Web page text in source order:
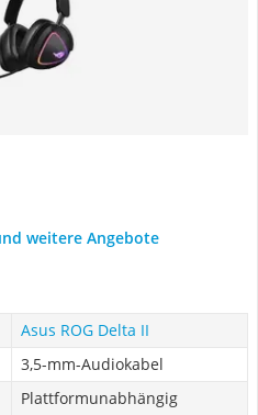
weitere Angebote
Asus ROG Delta II
3,5-mm-Audiokabel
Plattformunabhängig